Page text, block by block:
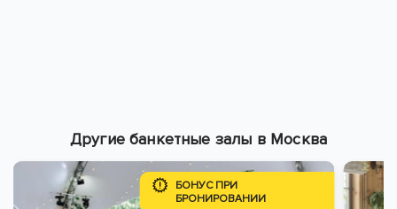
Другие банкетные залы в Москва
БОНУС ПРИ
БРОНИРОВАНИИ